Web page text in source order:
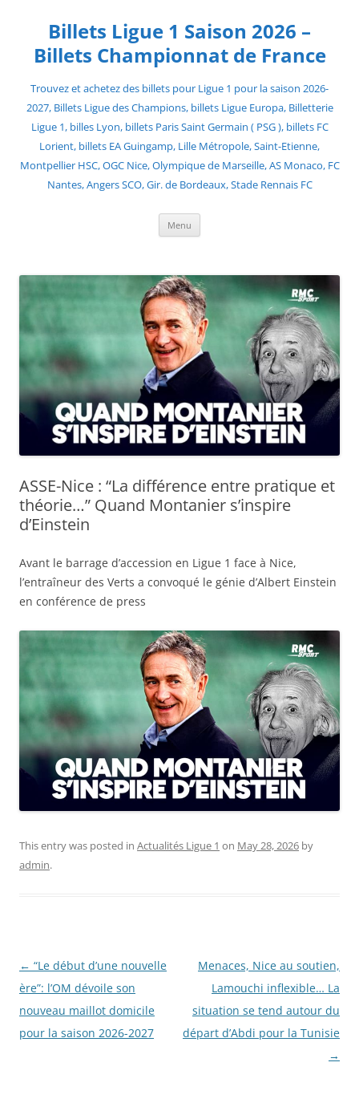
contentBillets Ligue 1 Saison 2026 –
Billets Championnat de France
Trouvez et achetez des billets pour Ligue 1 pour la saison 2026-
2027, Billets Ligue des Champions, billets Ligue Europa, Billetterie
Ligue 1, billes Lyon, billets Paris Saint Germain ( PSG ), billets FC
Lorient, billets EA Guingamp, Lille Métropole, Saint-Etienne,
Montpellier HSC, OGC Nice, Olympique de Marseille, AS Monaco, FC
Nantes, Angers SCO, Gir. de Bordeaux, Stade Rennais FC
Menu
ASSE-Nice : “La différence entre pratique et
théorie…” Quand Montanier s’inspire
d’Einstein
Avant le barrage d’accession en Ligue 1 face à Nice,
l’entraîneur des Verts a convoqué le génie d’Albert Einstein
en conférence de press
This entry was posted in Actualités Ligue 1 on May 28, 2026 by
admin.
Post
navigation
← “Le début d’une nouvelle
ère”: l’OM dévoile son
nouveau maillot domicile
pour la saison 2026-2027
Menaces, Nice au soutien,
Lamouchi inflexible… La
situation se tend autour du
départ d’Abdi pour la Tunisie
→